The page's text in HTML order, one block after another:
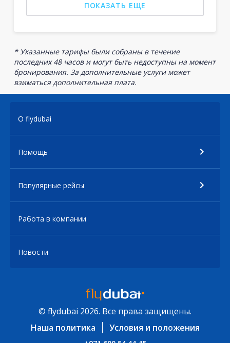
ПОКАЗАТЬ ЕЩЕ
* Указанные тарифы были собраны в течение
последних 48 часов и могут быть недоступны на момент
бронирования. За дополнительные услуги может
взиматься дополнительная плата.
О flydubai
Помощь
Популярные рейсы
Работа в компании
Новости
© flydubai 2026. Все права защищены.
Наша политика
Условия и положения